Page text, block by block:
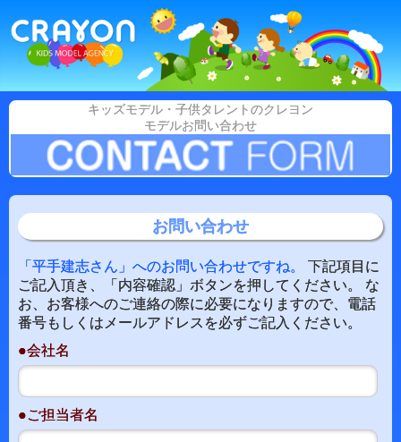
キッズモデル・子供タレントのクレヨン
モデルお問い合わせ
お問い合わせ
「平手建志さん」へのお問い合わせですね。
下記項目に
ご記入頂き、「内容確認」ボタンを押してください。 な
お、お客様へのご連絡の際に必要になりますので、電話
番号もしくはメールアドレスを必ずご記入ください。
●会社名
●ご担当者名